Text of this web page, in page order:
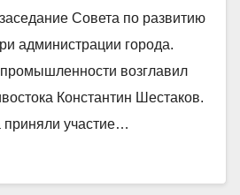
города.
Совета по развитию
администрации города.
возглавил
Константин Шестаков.
приняли участие…